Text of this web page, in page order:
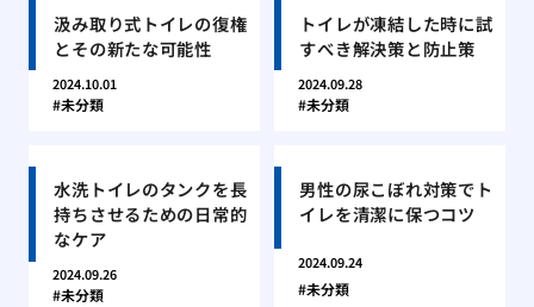
汲み取り式トイレの復権
とその新たな可能性
2024.10.01
未分類
トイレが凍結した時に試
すべき解決策と防止策
2024.09.28
未分類
水洗トイレのタンクを長
持ちさせるための日常的
なケア
2024.09.26
未分類
男性の尿こぼれ対策でト
イレを清潔に保つコツ
2024.09.24
未分類